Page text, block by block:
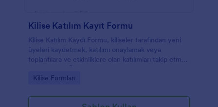
Kilise Katılım Kayıt Formu
Kilise Katılım Kaydı Formu, kiliseler tarafından yeni
üyeleri kaydetmek, katılımı onaylamak veya
toplantılara ve etkinliklere olan katılımları takip etmek
için kullanılır. Ücretsiz ve online olan Kilise Katılım
Kaydı ile yeni üyeler kaydedebilir, katılımı
güncellemeleri gibi bir seçenek sunabilirsiniz. Bu
Go to Category:
Kilise Formları